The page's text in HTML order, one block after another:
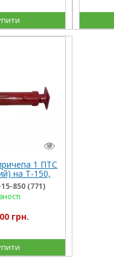
1 ПТС
на Т-150,
850 (771)
грн.